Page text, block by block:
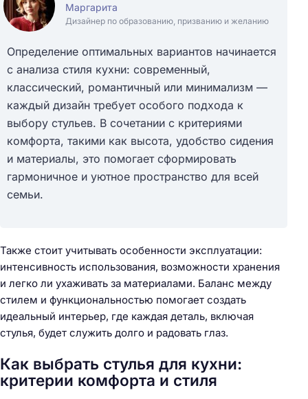
Маргарита
Дизайнер по образованию, призванию и желанию
Определение оптимальных вариантов начинается
с анализа стиля кухни: современный,
классический, романтичный или минимализм —
каждый дизайн требует особого подхода к
выбору стульев. В сочетании с критериями
комфорта, такими как высота, удобство сидения
и материалы, это помогает сформировать
гармоничное и уютное пространство для всей
семьи.
Также стоит учитывать особенности эксплуатации:
интенсивность использования, возможности хранения
и легко ли ухаживать за материалами. Баланс между
стилем и функциональностью помогает создать
идеальный интерьер, где каждая деталь, включая
стулья, будет служить долго и радовать глаз.
Как выбрать стулья для кухни:
критерии комфорта и стиля